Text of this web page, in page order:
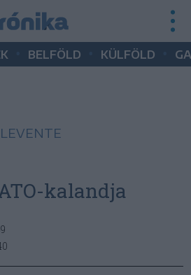
BELFÖLD KÜLFÖLD
kalandja